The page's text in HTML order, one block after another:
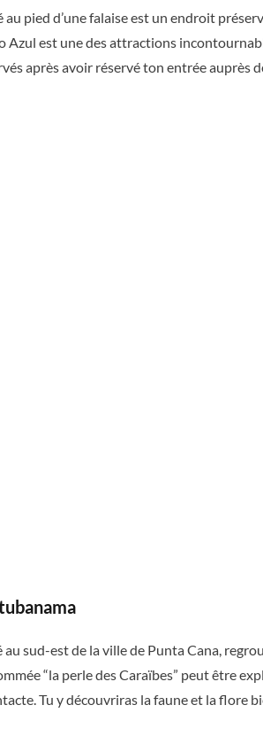
pied d’une falaise est un endroit
Azul est une des attractions
après avoir réservé ton entrée auprès
sud-est de la ville de Punta Cana,
“la perle des Caraïbes” peut être
Tu y découvriras la faune et la flore